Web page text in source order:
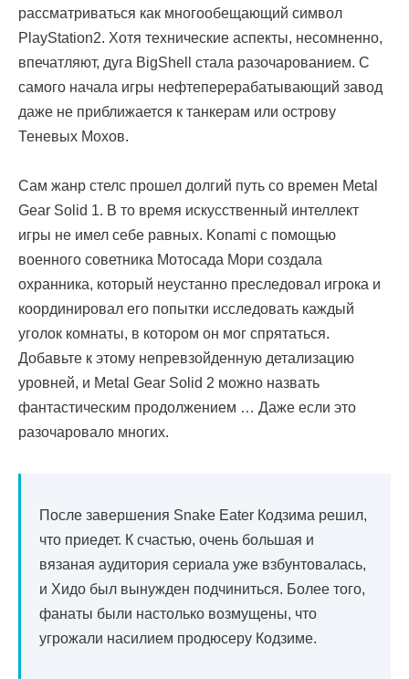
рассматриваться как многообещающий символ
PlayStation2. Хотя технические аспекты, несомненно,
впечатляют, дуга BigShell стала разочарованием. С
самого начала игры нефтеперерабатывающий завод
даже не приближается к танкерам или острову
Теневых Мохов.
Сам жанр стелс прошел долгий путь со времен Metal
Gear Solid 1. В то время искусственный интеллект
игры не имел себе равных. Konami с помощью
военного советника Мотосада Мори создала
охранника, который неустанно преследовал игрока и
координировал его попытки исследовать каждый
уголок комнаты, в котором он мог спрятаться.
Добавьте к этому непревзойденную детализацию
уровней, и Metal Gear Solid 2 можно назвать
фантастическим продолжением … Даже если это
разочаровало многих.
После завершения Snake Eater Кодзима решил,
что приедет. К счастью, очень большая и
вязаная аудитория сериала уже взбунтовалась,
и Хидо был вынужден подчиниться. Более того,
фанаты были настолько возмущены, что
угрожали насилием продюсеру Кодзиме.